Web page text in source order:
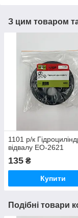
З цим товаром
1101 р/к
відвалу ЕО-2621
135 ₴
Купити
Подібні товари